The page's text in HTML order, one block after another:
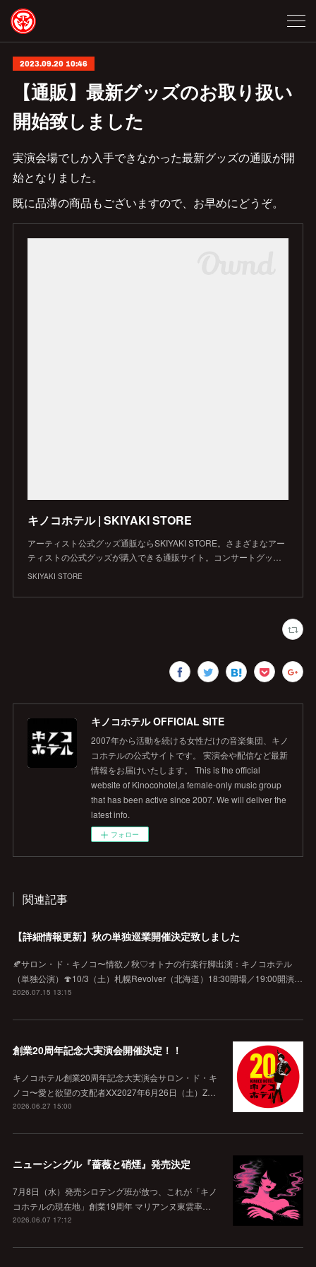
2023.09.20 10:46
【通販】最新グッズのお取り扱い
開始致しました
実演会場でしか入手できなかった最新グッズの通販が開
始となりました。
既に品薄の商品もございますので、お早めにどうぞ。
キノコホテル | SKIYAKI STORE
アーティスト公式グッズ通販ならSKIYAKI STORE。さまざまなアー
ティストの公式グッズが購入できる通販サイト。コンサートグッ…
SKIYAKI STORE
キノコホテル OFFICIAL SITE
2007年から活動を続ける女性だけの音楽集団、キノ
コホテルの公式サイトです。 実演会や配信など最新
情報をお届けいたします。 This is the official
website of Kinocohotel,a female-only music group
that has been active since 2007. We will deliver the
latest info.
フォロー
関連記事
【詳細情報更新】秋の単独巡業開催決定致しました
🍂サロン・ド・キノコ〜情欲ノ秋♡オトナの行楽行脚出演：キノコホテル
（単独公演）🍄10/3（土）札幌Revolver（北海道）18:30開場／19:00開演…
2026.07.15 13:15
創業20周年記念大実演会開催決定！！
キノコホテル創業20周年記念大実演会サロン・ド・キ
ノコ〜愛と欲望の支配者XX2027年6月26日（土）Z…
2026.06.27 15:00
ニューシングル『薔薇と硝煙』発売決定
7月8日（水）発売シロテング班が放つ、これが「キノ
コホテルの現在地」創業19周年 マリアンヌ東雲率…
2026.06.07 17:12